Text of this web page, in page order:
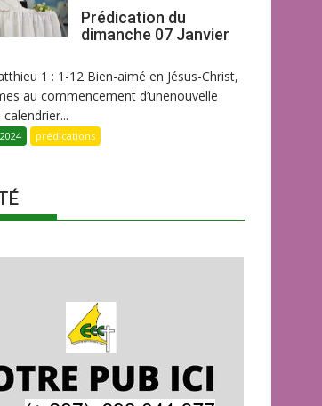
Prédication du
dimanche 07 Janvier
1 : 1-12 Bien-aimé en Jésus-Christ,
au commencement d’unenouvelle
prédications